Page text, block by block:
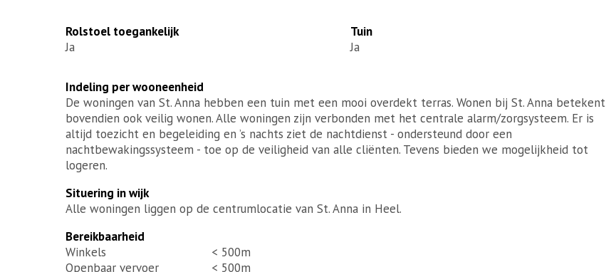
Rolstoel toegankelijk
Ja
Tuin
Ja
Indeling per wooneenheid
De woningen van St. Anna hebben een tuin met een mooi overdekt terras. Wonen bij St. Anna betekent
bovendien ook veilig wonen. Alle woningen zijn verbonden met het centrale alarm/zorgsysteem. Er is
altijd toezicht en begeleiding en ’s nachts ziet de nachtdienst - ondersteund door een
nachtbewakingssysteem - toe op de veiligheid van alle cliënten. Tevens bieden we mogelijkheid tot
logeren.
Situering in wijk
Alle woningen liggen op de centrumlocatie van St. Anna in Heel.
Bereikbaarheid
Winkels
< 500m
Openbaar vervoer
< 500m